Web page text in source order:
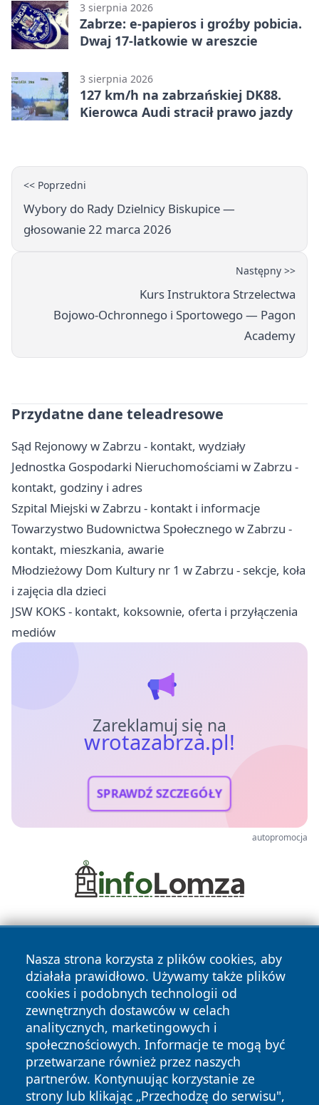
3 sierpnia 2026
Zabrze: e-papieros i groźby pobicia.
Dwaj 17-latkowie w areszcie
3 sierpnia 2026
127 km/h na zabrzańskiej DK88.
Kierowca Audi stracił prawo jazdy
<< Poprzedni
Wybory do Rady Dzielnicy Biskupice —
głosowanie 22 marca 2026
Następny >>
Kurs Instruktora Strzelectwa
Bojowo‑Ochronnego i Sportowego — Pagon
Academy
Przydatne dane teleadresowe
Sąd Rejonowy w Zabrzu - kontakt, wydziały
Jednostka Gospodarki Nieruchomościami w Zabrzu -
kontakt, godziny i adres
Szpital Miejski w Zabrzu - kontakt i informacje
Towarzystwo Budownictwa Społecznego w Zabrzu -
kontakt, mieszkania, awarie
Młodzieżowy Dom Kultury nr 1 w Zabrzu - sekcje, koła
i zajęcia dla dzieci
JSW KOKS - kontakt, koksownie, oferta i przyłączenia
mediów
Zareklamuj się na
wrotazabrza.pl!
SPRAWDŹ SZCZEGÓŁY
autopromocja
Nasza strona korzysta z plików cookies, aby
działała prawidłowo. Używamy także plików
cookies i podobnych technologii od
zewnętrznych dostawców w celach
analitycznych, marketingowych i
społecznościowych. Informacje te mogą być
przetwarzane również przez naszych
partnerów. Kontynuując korzystanie ze
strony lub klikając „Przechodzę do serwisu",
Copyright © 2026 wrotazabrza.pl Wszystkie prawa
zastrzeżone.
News Autorzy
Polityka
Prywatności
Polityka
Cookies